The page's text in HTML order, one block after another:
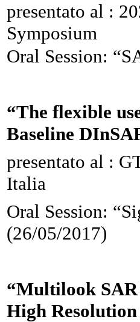
presentato al :
Symposium
Oral Session:
“The flexible
Baseline
presentato al :
Italia
Oral Session:
(26/05/2017)
“Multilook
High Resolution